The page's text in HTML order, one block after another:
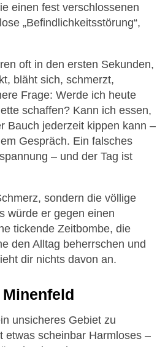
einen fest verschlossenen
„Befindlichkeitsstörung“,
oft in den ersten Sekunden,
bläht sich, schmerzt,
Frage: Werde ich heute
schaffen? Kann ich essen,
Bauch jederzeit kippen kann –
Gespräch. Ein falsches
– und der Tag ist
sondern die völlige
würde er gegen einen
tickende Zeitbombe, die
den Alltag beherrschen und
dir nichts davon an.
unsicheres Gebiet zu
etwas scheinbar Harmloses –